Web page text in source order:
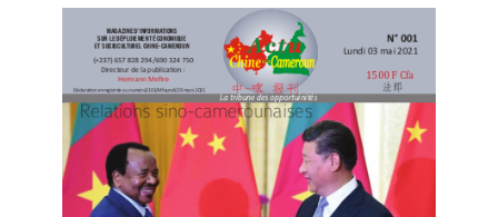
quotidien : « Chaque jeudi, nous nous regroupons pour
les messages qui viennent de l’administration, pour
soumettre nos problèmes à elle et profiter pour régler
nos différends » déclare, le Notable Efotika Assongmo
etienne, manifestant.
Gerald Njoya Descter